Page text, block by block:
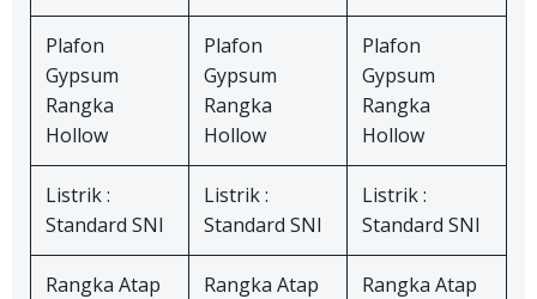
Plafon
Gypsum
Rangka
Hollow
Plafon
Gypsum
Rangka
Hollow
Plafon
Gypsum
Rangka
Hollow
Listrik :
Standard SNI
Listrik :
Standard SNI
Listrik :
Standard SNI
Rangka Atap Rangka Atap Rangka Atap